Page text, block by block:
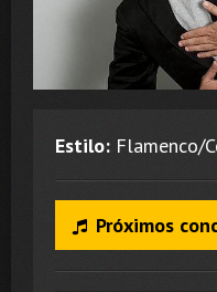
Estilo: Flamenco/
Próximos